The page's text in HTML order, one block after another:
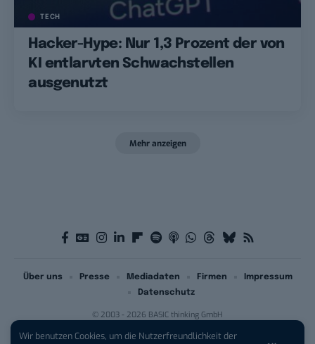
Wir benutzen Cookies, um die Nutzerfreundlichkeit der
TECH
Hacker-Hype: Nur 1,3 Prozent der von
KI entlarvten Schwachstellen
ausgenutzt
Mehr anzeigen
© 2003 - 2026 BASIC thinking GmbH
Über uns Presse Mediadaten Firmen
Impressum
Datenschutz